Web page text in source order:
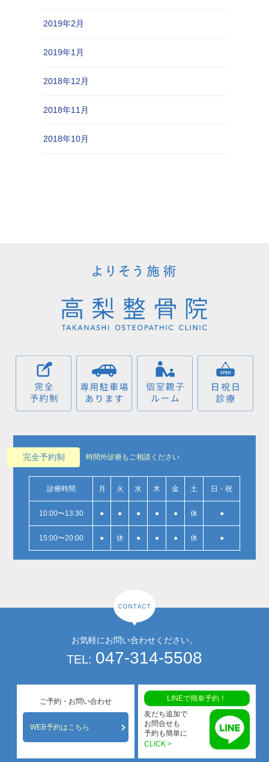
2019年2月
2019年1月
2018年12月
2018年11月
2018年10月
完全予約制 時間外診療もご相談ください
診療時間 月 火 水 木 金 土 日・祝
10:00〜13:30 ● ● ● ● ● 休 ●
15:00〜20:00 ● 休 ● ● ● 休 ●
お気軽にお問い合わせください。
TEL: 047-314-5508
ご予約・お問い合わせ
WEB予約はこちら
LINEで簡単予約！
友だち追加で
お問合せも
予約も簡単に
CLICK >